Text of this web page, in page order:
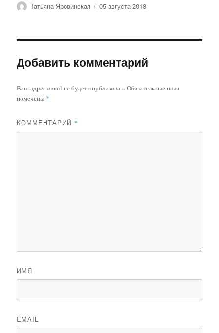
Автор
Татьяна Яровинская Опубликовано
05 августа 2018
Добавить комментарий
Ваш адрес email не будет опубликован.Обязательные поля
помечены *
КОММЕНТАРИЙ *
ИМЯ
EMAIL